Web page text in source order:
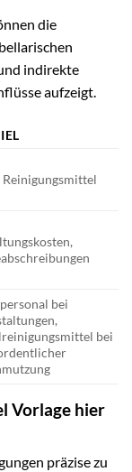
die
indirekte
aufzeigt.
Reinigungsmittel
bei
bei
Vorlage hier
präzise zu